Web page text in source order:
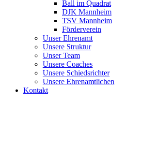
Ball im Quadrat
DJK Mannheim
TSV Mannheim
Förderverein
Unser Ehrenamt
Unsere Struktur
Unser Team
Unsere Coaches
Unsere Schiedsrichter
Unsere Ehrenamtlichen
Kontakt